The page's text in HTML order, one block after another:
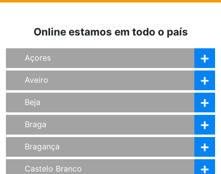
Online estamos em todo o país
Açores
Aveiro
Beja
Braga
Bragança
Castelo Branco